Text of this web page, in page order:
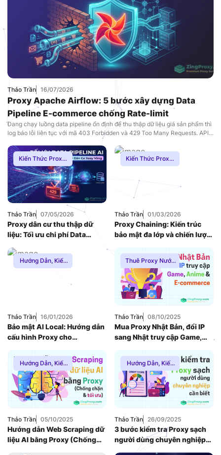
Thảo Trần 16/07/2026
Proxy Apache Airflow: 5 bước xây dựng Data
Pipeline E-commerce chống Rate-limit
Đang chạy luồng data pipeline ổn định để thu thập dữ liệu giá sản phẩm thì
log báo lỗi liên tục với mã 403 Forbidden và 429 Too Many Requests. API
bị rate-limit, IP server bị block cứng, hoặc hệ thống trả về toàn dữ liệu lỗi
do cơ chế bảo vệ của máy chủ […]
Kiến Thức Proxy,
Hướng Dẫn,Mạng
Internnet,Proxy
Dân Cư
Thảo Trần 07/05/2026
Proxy dân cư thu thập dữ
liệu: Tối ưu chi phí Data
(2026)
Kiến Thức Proxy,
Hướng Dẫn,Proxy
Thảo Trần 01/03/2026
Proxy Chaining: Kiến trúc
bảo mật đa lớp và chiến lược
Hướng Dẫn, Kiến
Thức Proxy,Mạng
Thảo Trần 16/01/2026
Bảo mật AI Local: Hướng dẫn
cấu hình Proxy cho
Thuê Proxy Nước
Ngoài,Hướng Dẫn,
Kiến Thức Proxy,
Proxy Chơi Game
Thảo Trần 08/10/2025
Mua Proxy Nhật Bản, đổi IP
sang Nhật truy cập Game,
Hướng Dẫn, Kiến
Thức Proxy,Proxy
Dân Cư ,Thuê
Proxy Nước Ngoài
Thảo Trần 05/10/2025
Hướng dẫn Web Scraping dữ
liệu AI bằng Proxy (Chống
Hướng Dẫn, Kiến
Thức Proxy
Thảo Trần 26/09/2025
3 bước kiểm tra Proxy sạch
người dùng chuyên nghiệp
cần biết